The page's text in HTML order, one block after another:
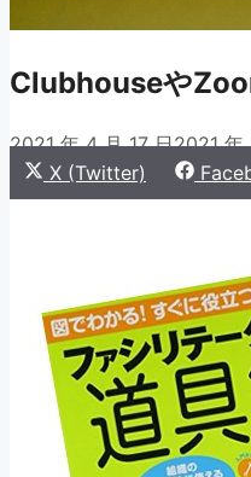
Clubhouseや
2021 年 4 月 17 日2021 年
Share
on
X (Twitter)
Share
on